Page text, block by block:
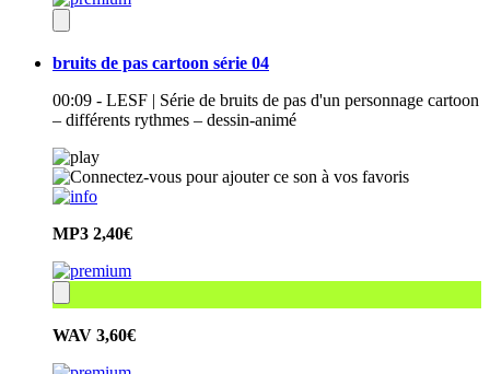
bruits de pas cartoon série 04
00:09 - LESF | Série de bruits de pas d'un personnage cartoon
– différents rythmes – dessin-animé
MP3 2,40€
WAV 3,60€